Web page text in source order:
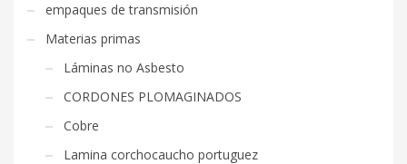
empaques de transmisión
Materias primas
Láminas no Asbesto
CORDONES PLOMAGINADOS
Cobre
Lamina corchocaucho portuguez